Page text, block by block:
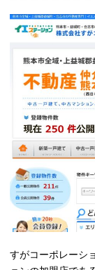
すがコーポレーシ